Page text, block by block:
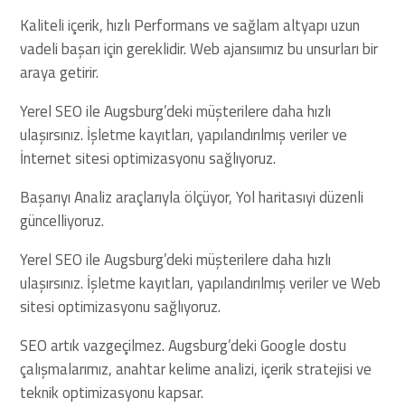
Kaliteli içerik, hızlı Performans ve sağlam altyapı uzun
vadeli başarı için gereklidir. Web ajansıımız bu unsurları bir
araya getirir.
Yerel SEO ile Augsburg’deki müşterilere daha hızlı
ulaşırsınız. İşletme kayıtları, yapılandırılmış veriler ve
İnternet sitesi optimizasyonu sağlıyoruz.
Başarıyı Analiz araçlarıyla ölçüyor, Yol haritasıyi düzenli
güncelliyoruz.
Yerel SEO ile Augsburg’deki müşterilere daha hızlı
ulaşırsınız. İşletme kayıtları, yapılandırılmış veriler ve Web
sitesi optimizasyonu sağlıyoruz.
SEO artık vazgeçilmez. Augsburg’deki Google dostu
çalışmalarımız, anahtar kelime analizi, içerik stratejisi ve
teknik optimizasyonu kapsar.